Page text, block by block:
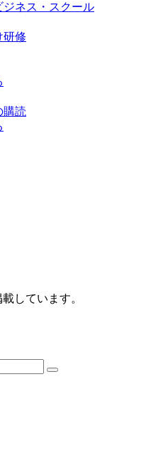
ネス・スクール
研修
購読
しています。